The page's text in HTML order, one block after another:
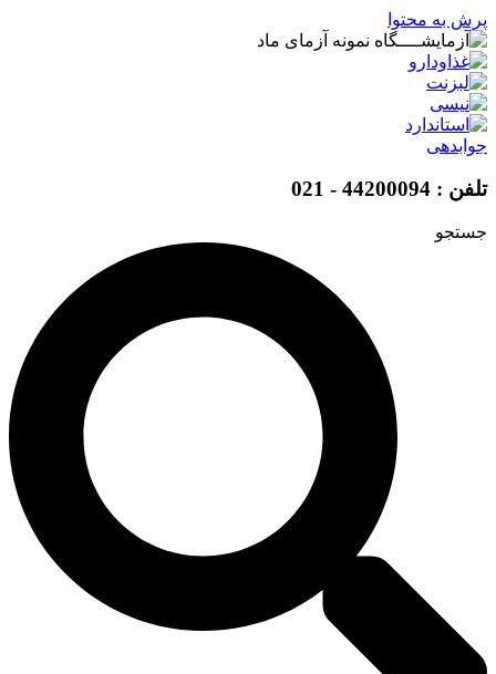
پرش به محتوا
جوابدهی
تلفن : 44200094 - 021
جستجو